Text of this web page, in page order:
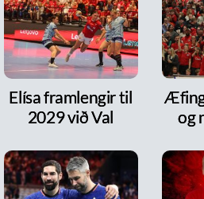
Elísa framlengir til
2029 við Val
og